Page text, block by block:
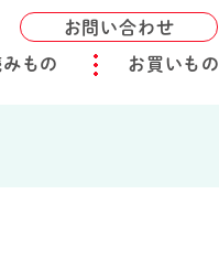
お問い合わせ
もの お買いもの